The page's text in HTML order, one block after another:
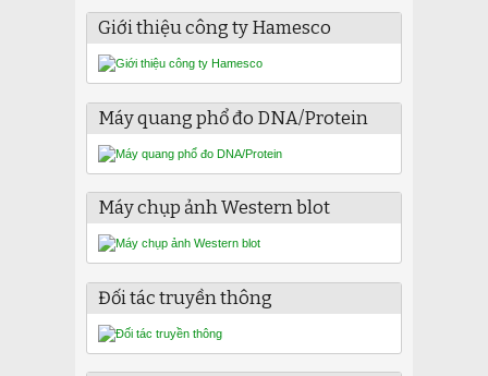
Giới thiệu công ty Hamesco
Máy quang phổ đo DNA/Protein
Máy chụp ảnh Western blot
Đối tác truyền thông